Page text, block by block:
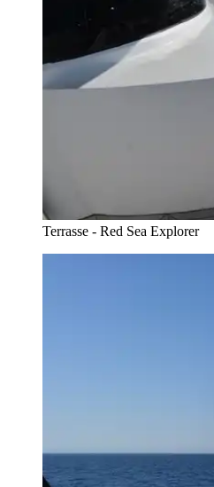
Terrasse - Red Sea Explorer